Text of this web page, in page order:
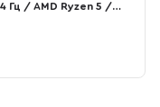
Гц / AMD Ryzen 5 /